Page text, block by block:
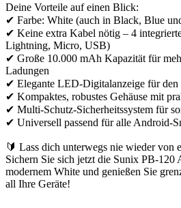
Deine Vorteile auf einen Blick:
✔ Farbe: White (auch in Black, Blue
✔ Keine extra Kabel nötig – 4
Lightning, Micro, USB)
✔ Große 10.000 mAh Kapazität für
Ladungen
✔ Elegante LED-Digitalanzeige für den
✔ Kompaktes, robustes Gehäuse mit
✔ Multi-Schutz-Sicherheitssystem für
✔ Universell passend für alle Android-
🔰 Lass dich unterwegs nie wieder von
Sichern Sie sich jetzt die Sunix PB-
modernem White und genießen Sie
all Ihre Geräte!